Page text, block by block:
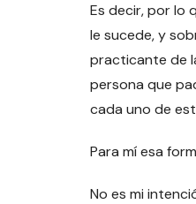
Es decir, por lo
le sucede, y
practicante de
persona que
cada uno de
Para mí esa
No es mi